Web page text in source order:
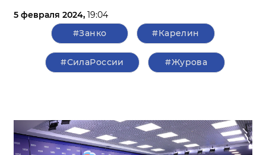
5 февраля 2024, 19:04
#Занко
#Карелин
#СилаРоссии #Журова